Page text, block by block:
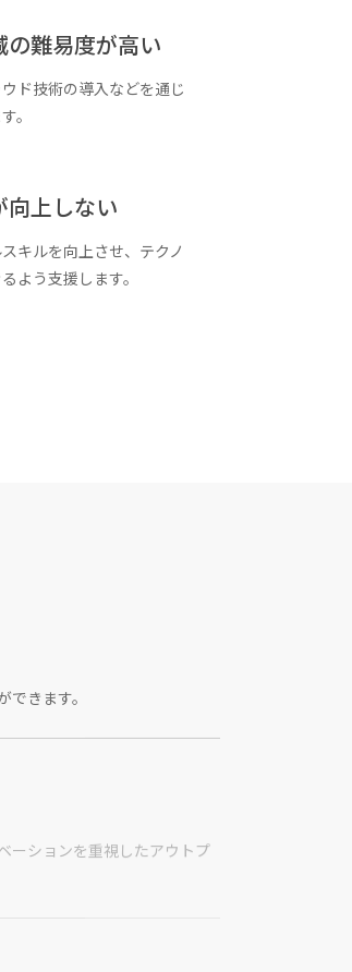
の難易度が高い
ド技術の導入などを通じ
。
向上しない
キルを向上させ、テクノ
よう支援します。
きます。
ションを重視したアウトプ